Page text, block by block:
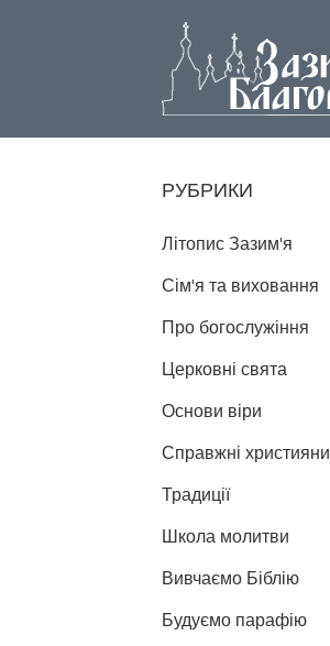
РУБРИКИ
Літопис Зазим'я
Сім'я та виховання
Про богослужіння
Церковні свята
Основи віри
Справжні християни
Традиції
Школа молитви
Вивчаємо Біблію
Будуємо парафію